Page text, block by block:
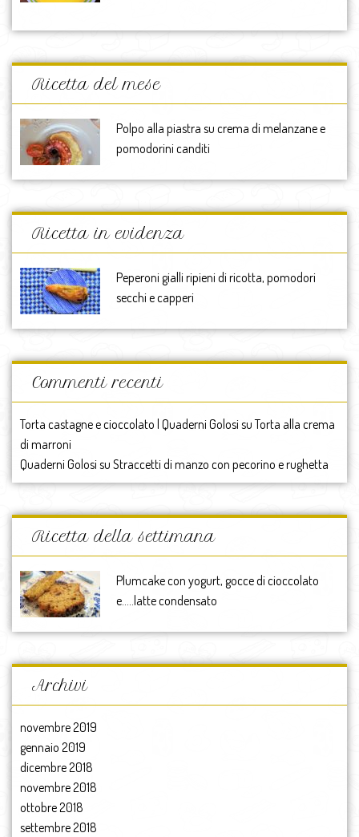
Ricetta del mese
Polpo alla piastra su crema di melanzane e
pomodorini canditi
Ricetta in evidenza
Peperoni gialli ripieni di ricotta, pomodori
secchi e capperi
Commenti recenti
Torta castagne e cioccolato | Quaderni Golosi suTorta alla crema
di marroni
Quaderni Golosi su Straccetti di manzo con pecorino e rughetta
Ricetta della settimana
Plumcake con yogurt, gocce di cioccolato
e…..latte condensato
Archivi
novembre 2019
gennaio 2019
dicembre 2018
novembre 2018
ottobre 2018
settembre 2018